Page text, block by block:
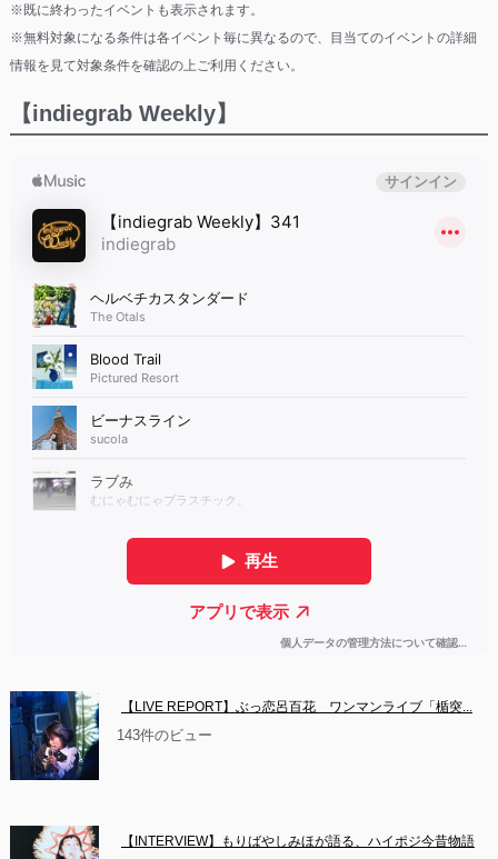
※既に終わったイベントも表示されます。
※無料対象になる条件は各イベント毎に異なるので、目当てのイベントの詳細
情報を見て対象条件を確認の上ご利用ください。
【indiegrab Weekly】
【LIVE REPORT】ぶっ恋呂百花　ワンマンライブ「楯突...
143件のビュー
【INTERVIEW】もりばやしみほが語る、ハイポジ今昔物語